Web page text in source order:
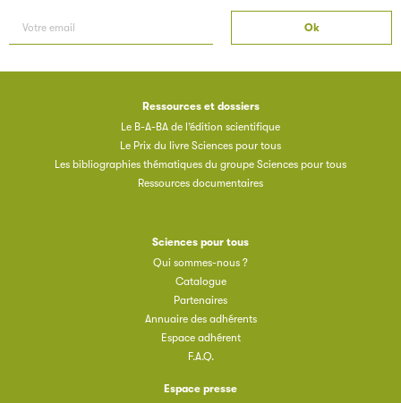
Ressources et dossiers
Le B-A-BA de l’édition scientifique
Le Prix du livre Sciences pour tous
Les bibliographies thématiques du groupe Sciences pour tous
Ressources documentaires
Sciences pour tous
Qui sommes-nous ?
Catalogue
Partenaires
Annuaire des adhérents
Espace adhérent
F.A.Q.
Espace presse